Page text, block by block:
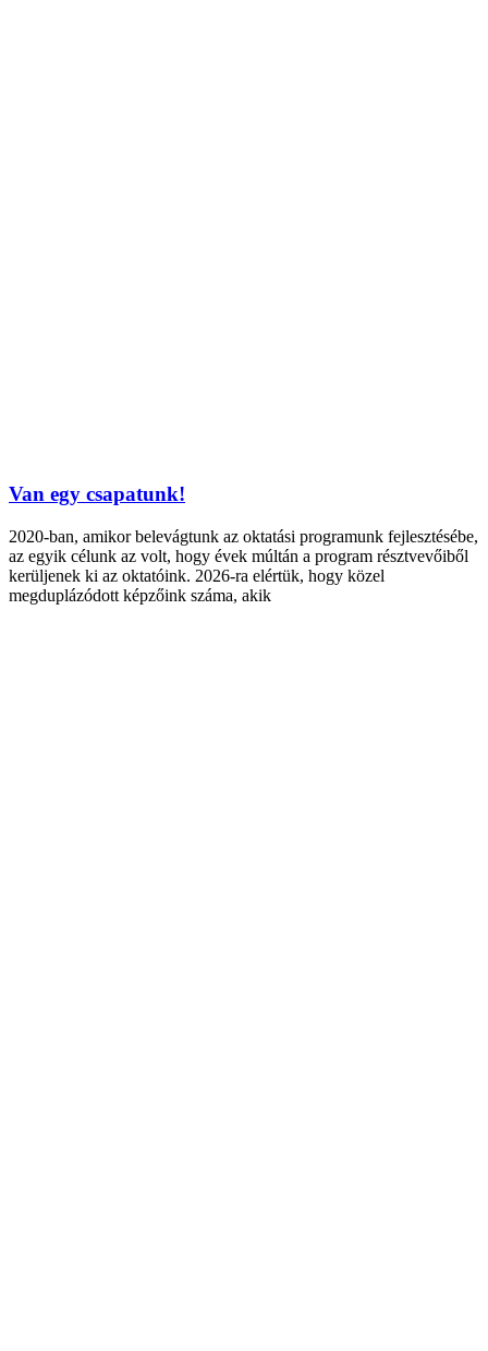
Van egy csapatunk!
2020-ban, amikor belevágtunk az oktatási programunk fejlesztésébe,
az egyik célunk az volt, hogy évek múltán a program résztvevőiből
kerüljenek ki az oktatóink. 2026-ra elértük, hogy közel
megduplázódott képzőink száma, akik